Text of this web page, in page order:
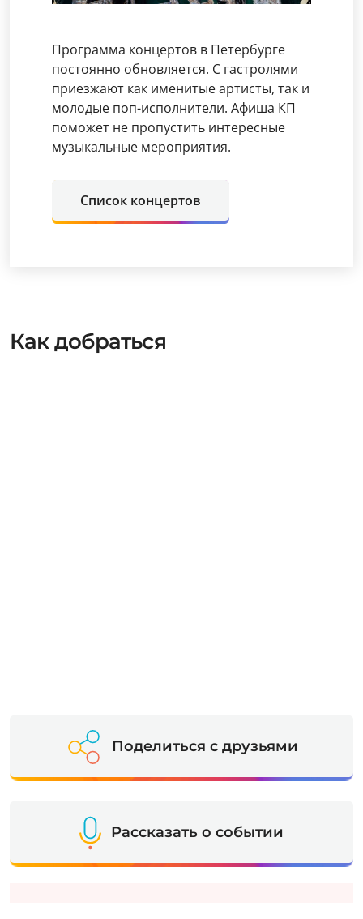
Программа концертов в Петербурге
постоянно обновляется. С гастролями
приезжают как именитые артисты, так и
молодые поп-исполнители. Афиша КП
поможет не пропустить интересные
музыкальные мероприятия.
Список концертов
Как добраться
Поделиться с друзьями
Рассказать о событии